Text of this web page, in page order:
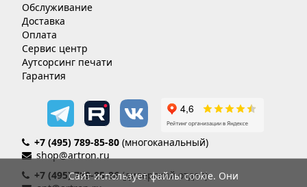
Обслуживание
Доставка
Оплата
Сервис центр
Аутсорсинг печати
Гарантия
+7 (495) 789-85-80 (многоканальный)
shop@artron.ru
+7 (495) 789-85-86(дилерский отдел)
Сайт использует файлы cookie. Они